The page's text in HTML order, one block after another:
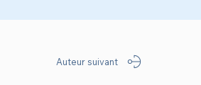
Auteur suivant